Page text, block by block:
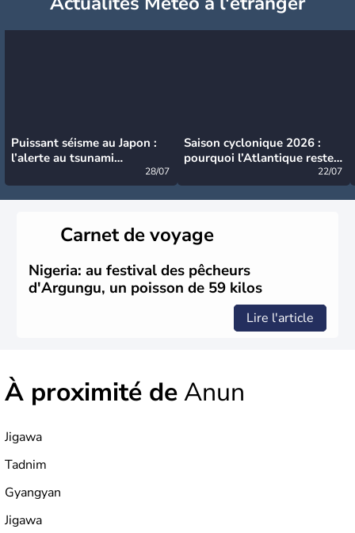
Puissant séisme au Japon :
l’alerte au tsunami
28/07
Saison cyclonique 2026 :
pourquoi l’Atlantique reste
22/07
Carnet de voyage
Nigeria: au festival des pêcheurs
d'Argungu, un poisson de 59 kilos
Lire l'article
À proximité deAnun
Jigawa
Tadnim
Gyangyan
Jigawa